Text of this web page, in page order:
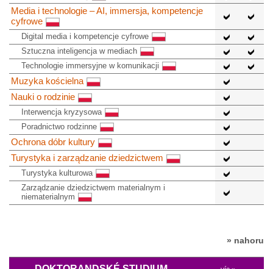
Media i technologie – AI, immersja, kompetencje
cyfrowe
Digital media i kompetencje cyfrowe
Sztuczna inteligencja w mediach
Technologie immersyjne w komunikacji
Muzyka kościelna
Nauki o rodzinie
Interwencja kryzysowa
Poradnictwo rodzinne
Ochrona dóbr kultury
Turystyka i zarządzanie dziedzictwem
Turystyka kulturowa
Zarządzanie dziedzictwem materialnym i
niematerialnym
» nahoru